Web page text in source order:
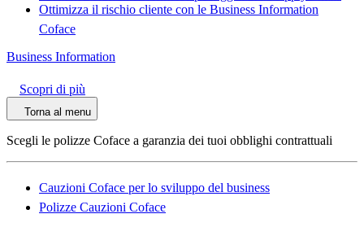
Ottimizza il rischio cliente con le Business Information
Coface
Business Information
Scopri di più
Torna al menu
Scegli le polizze Coface a garanzia dei tuoi obblighi contrattuali
Cauzioni Coface per lo sviluppo del business
Polizze Cauzioni Coface